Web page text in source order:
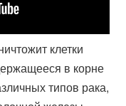
клетки
в корне
типов рака,